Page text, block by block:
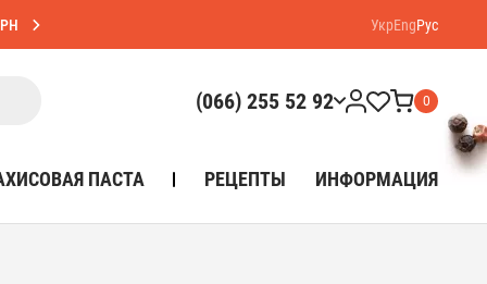
УкрEngРус
(066) 255 52 92 0
ПАСТА РЕЦЕПТЫ ИНФОРМАЦИЯ